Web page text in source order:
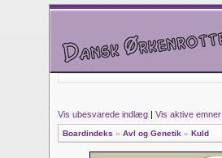
Vis ubesvarede indlæg | Vis aktive emner
Boardindeks » Avl og Genetik » Kuld